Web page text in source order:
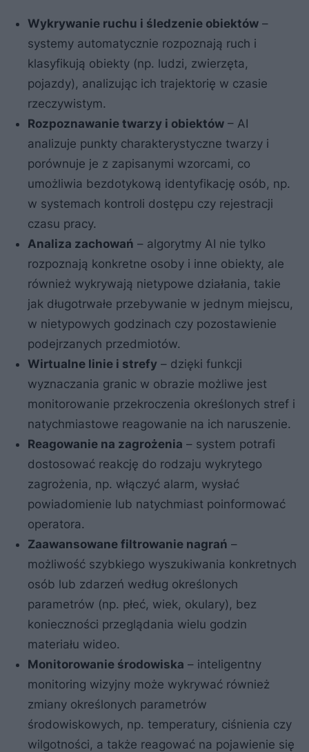
Wykrywanie ruchu i śledzenie obiektów –
systemy automatycznie rozpoznają ruch i
klasyfikują obiekty (np. ludzi, zwierzęta,
pojazdy), analizując ich trajektorię w czasie
rzeczywistym.
Rozpoznawanie twarzy i obiektów – AI
analizuje punkty charakterystyczne twarzy i
porównuje je z zapisanymi wzorcami, co
umożliwia bezdotykową identyfikację osób, np.
w systemach kontroli dostępu czy rejestracji
czasu pracy.
Analiza zachowań – algorytmy AI nie tylko
rozpoznają konkretne osoby i inne obiekty, ale
również wykrywają nietypowe działania, takie
jak długotrwałe przebywanie w jednym miejscu,
w nietypowych godzinach czy pozostawienie
podejrzanych przedmiotów.
Wirtualne linie i strefy – dzięki funkcji
wyznaczania granic w obrazie możliwe jest
monitorowanie przekroczenia określonych stref i
natychmiastowe reagowanie na ich naruszenie.
Reagowanie na zagrożenia – system potrafi
dostosować reakcję do rodzaju wykrytego
zagrożenia, np. włączyć alarm, wysłać
powiadomienie lub natychmiast poinformować
operatora.
Zaawansowane filtrowanie nagrań –
możliwość szybkiego wyszukiwania konkretnych
osób lub zdarzeń według określonych
parametrów (np. płeć, wiek, okulary), bez
konieczności przeglądania wielu godzin
materiału wideo.
Monitorowanie środowiska – inteligentny
monitoring wizyjny może wykrywać również
zmiany określonych parametrów
środowiskowych, np. temperatury, ciśnienia czy
wilgotności, a także reagować na pojawienie się